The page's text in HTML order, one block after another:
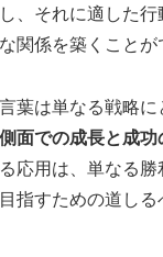
、それに適した行
関係を築くことが
葉は単なる戦略に
面での成長と成
応用は、単なる
指すための道しる